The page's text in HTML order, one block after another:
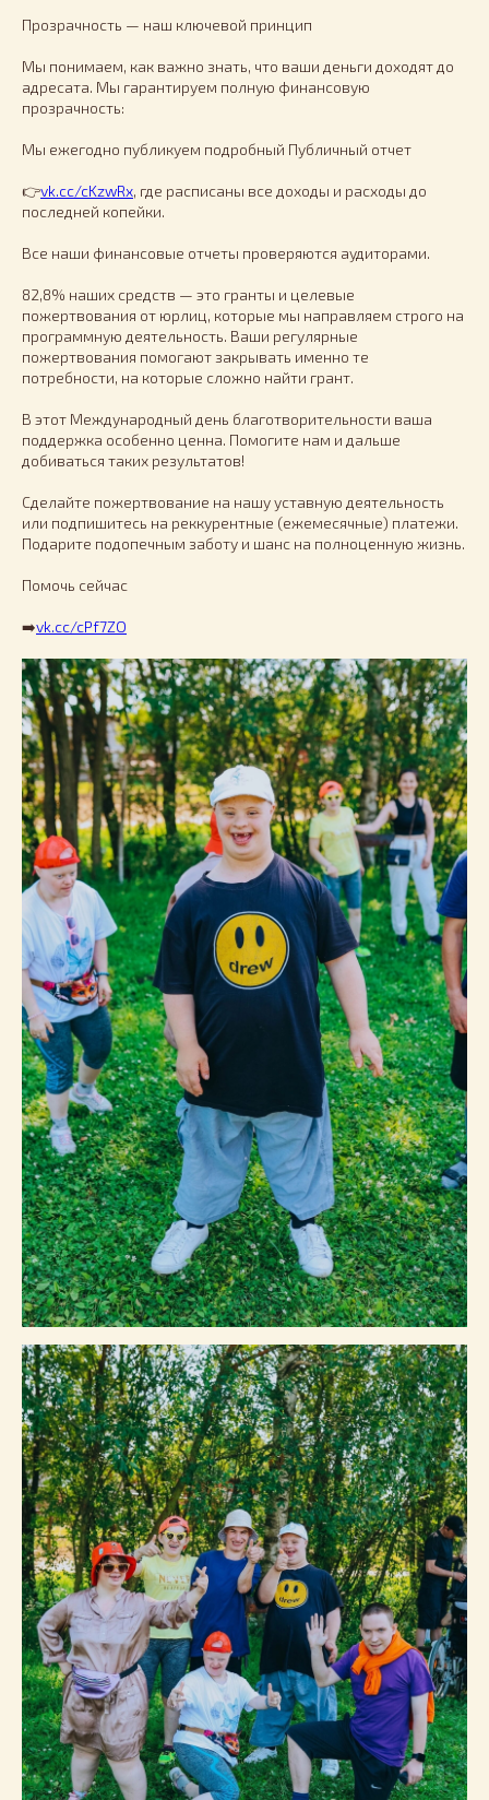
Прозрачность — наш ключевой принцип
Мы понимаем, как важно знать, что ваши деньги доходят до
адресата. Мы гарантируем полную финансовую
прозрачность:
Мы ежегодно публикуем подробный Публичный отчет
👉vk.cc/cKzwRx, где расписаны все доходы и расходы до
последней копейки.
Все наши финансовые отчеты проверяются аудиторами.
82,8% наших средств — это гранты и целевые
пожертвования от юрлиц, которые мы направляем строго на
программную деятельность. Ваши регулярные
пожертвования помогают закрывать именно те
потребности, на которые сложно найти грант.
В этот Международный день благотворительности ваша
поддержка особенно ценна. Помогите нам и дальше
добиваться таких результатов!
Сделайте пожертвование на нашу уставную деятельность
или подпишитесь на реккурентные (ежемесячные) платежи.
Подарите подопечным заботу и шанс на полноценную жизнь.
Помочь сейчас
➡️vk.cc/cPf7ZO